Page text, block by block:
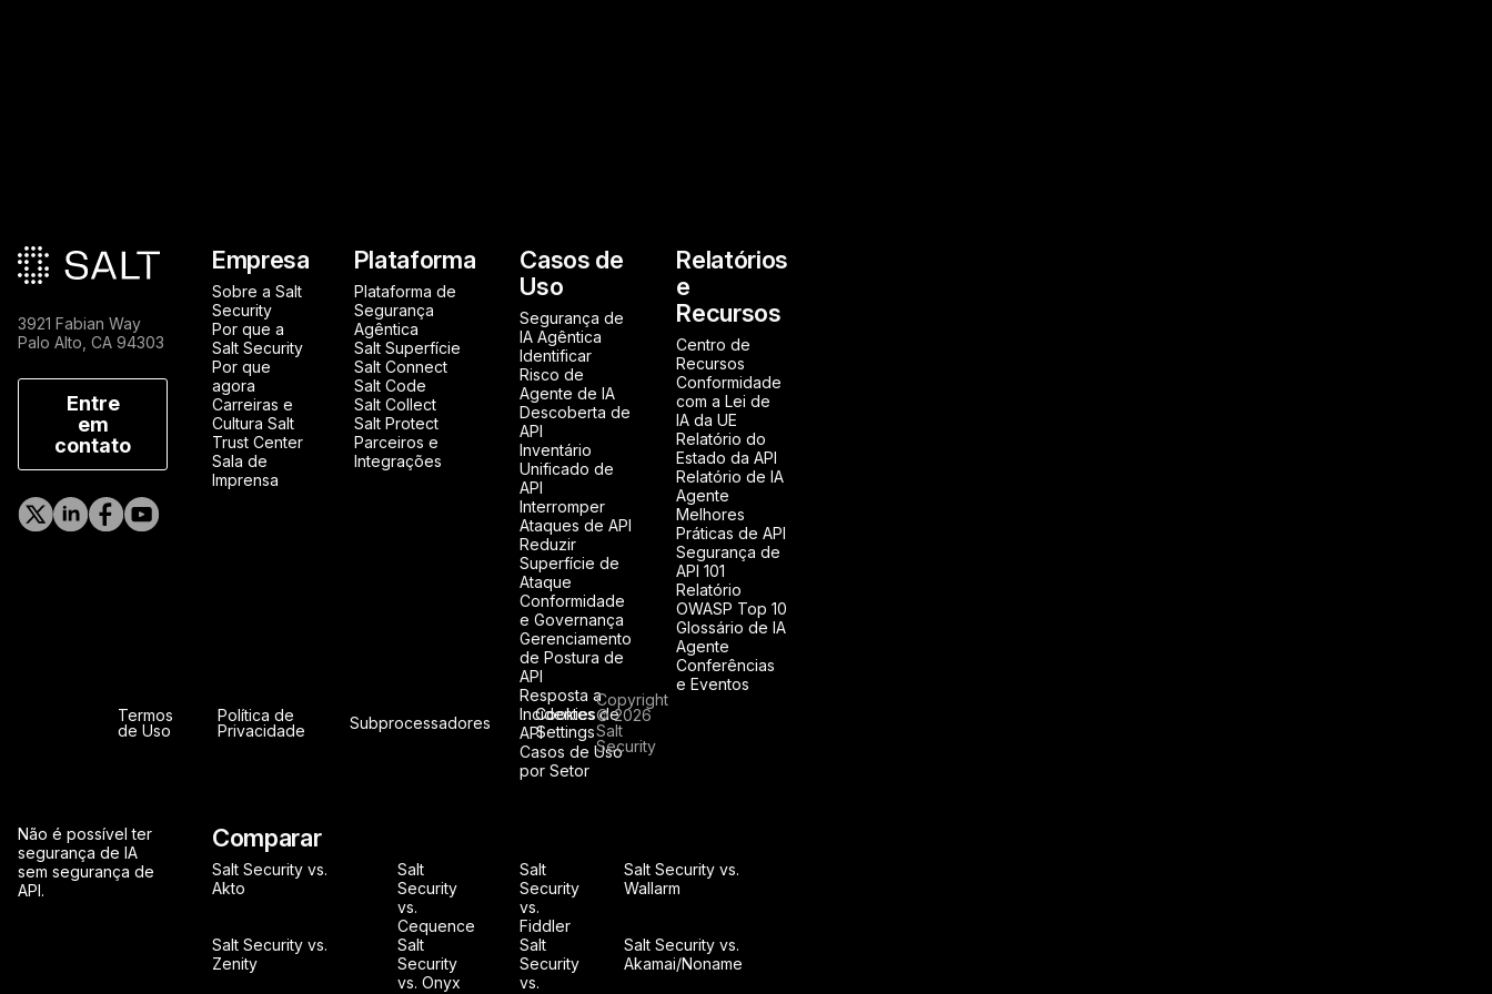
Rodapé principal
3921 Fabian Way
Palo Alto, CA 94303
Entre
em
contato
Empresa
Sobre a Salt
Security
Por que a
Salt Security
Por que
agora
Carreiras e
Cultura Salt
Trust Center
Sala de
Imprensa
Plataforma
Plataforma de
Segurança
Agêntica
Salt Superfície
Salt Connect
Salt Code
Salt Collect
Salt Protect
Parceiros e
Integrações
Casos de
Uso
Segurança de
IA Agêntica
Identificar
Risco de
Agente de IA
Descoberta de
API
Inventário
Unificado de
API
Interromper
Ataques de API
Reduzir
Superfície de
Ataque
Conformidade
e Governança
Gerenciamento
de Postura de
API
Resposta a
Incidentes de
API
Casos de Uso
por Setor
Relatórios
e
Recursos
Centro de
Recursos
Conformidade
com a Lei de
IA da UE
Relatório do
Estado da API
Relatório de IA
Agente
Melhores
Práticas de API
Segurança de
API 101
Relatório
OWASP Top 10
Glossário de IA
Agente
Conferências
e Eventos
Não é possível ter
segurança de IA
sem segurança de
API.
Comparar
Salt Security vs.
Akto
Salt
Security
vs.
Cequence
Salt
Security
vs.
Fiddler
Salt Security vs.
Wallarm
Salt Security vs.
Zenity
Salt
Security
vs. Onyx
Salt
Security
vs.
Salt Security vs.
Akamai/Noname
Termos
de Uso
Política de
Privacidade
Subprocessadores
Cookies
Settings
Copyright
© 2026
Salt
Security